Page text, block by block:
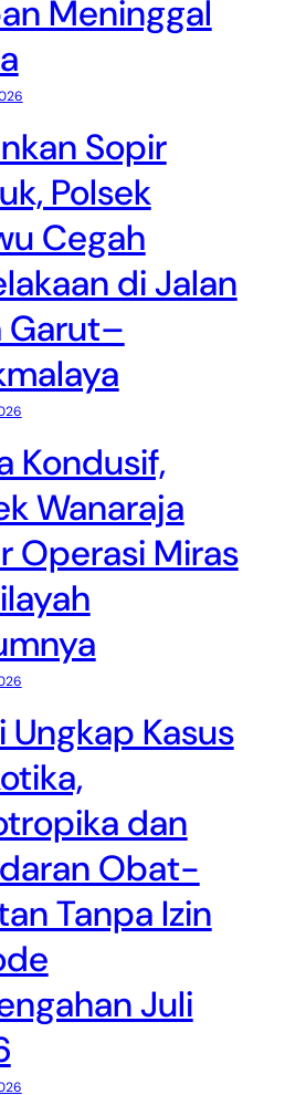
Meninggal
Sopir
Polsek
Cegah
di Jalan
Garut–
Kondusif,
Wanaraja
Operasi Miras
Ungkap Kasus
dan
Obat-
Tanpa Izin
Juli